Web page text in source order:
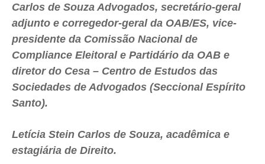
Carlos de Souza Advogados, secretário-geral
adjunto e corregedor-geral da OAB/ES, vice-
presidente da Comissão Nacional de
Compliance Eleitoral e Partidário da OAB e
diretor do Cesa – Centro de Estudos das
Sociedades de Advogados (Seccional Espírito
Santo).
Letícia Stein Carlos de Souza, acadêmica e
estagiária de Direito.